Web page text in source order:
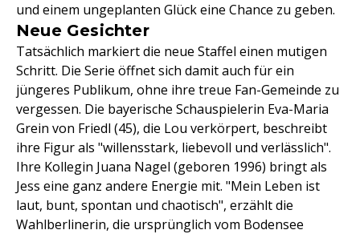
und einem ungeplanten Glück eine Chance zu geben.
Neue Gesichter
Tatsächlich markiert die neue Staffel einen mutigen
Schritt. Die Serie öffnet sich damit auch für ein
jüngeres Publikum, ohne ihre treue Fan-Gemeinde zu
vergessen. Die bayerische Schauspielerin Eva-Maria
Grein von Friedl (45), die Lou verkörpert, beschreibt
ihre Figur als "willensstark, liebevoll und verlässlich".
Ihre Kollegin Juana Nagel (geboren 1996) bringt als
Jess eine ganz andere Energie mit. "Mein Leben ist
laut, bunt, spontan und chaotisch", erzählt die
Wahlberlinerin, die ursprünglich vom Bodensee